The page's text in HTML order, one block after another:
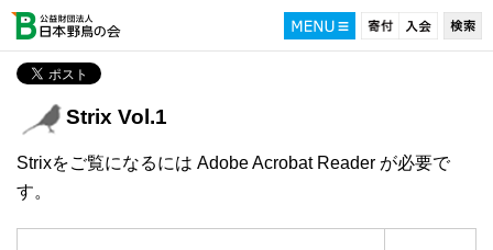
Strix Vol.1
Strixをご覧になるには Adobe Acrobat Reader が必要で
す。